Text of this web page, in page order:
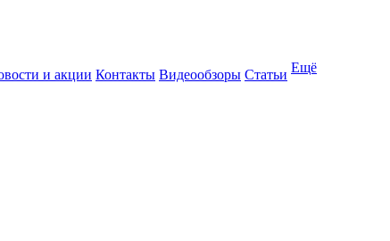
и акции Контакты Видеообзоры Статьи Ещё